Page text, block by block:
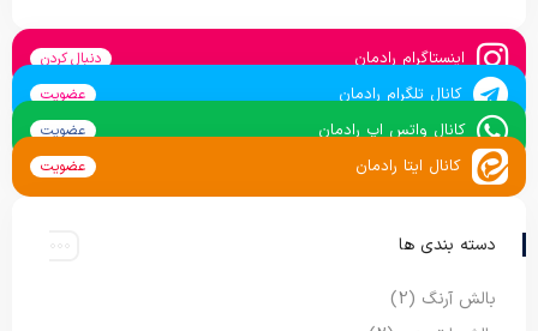
اینستاگرام رادمان دنبال کردن
کانال تلگرام رادمان عضویت
کانال واتس اپ رادمان عضویت
کانال ایتا رادمان عضویت
دسته بندی ها
بالش آرنگ (2)